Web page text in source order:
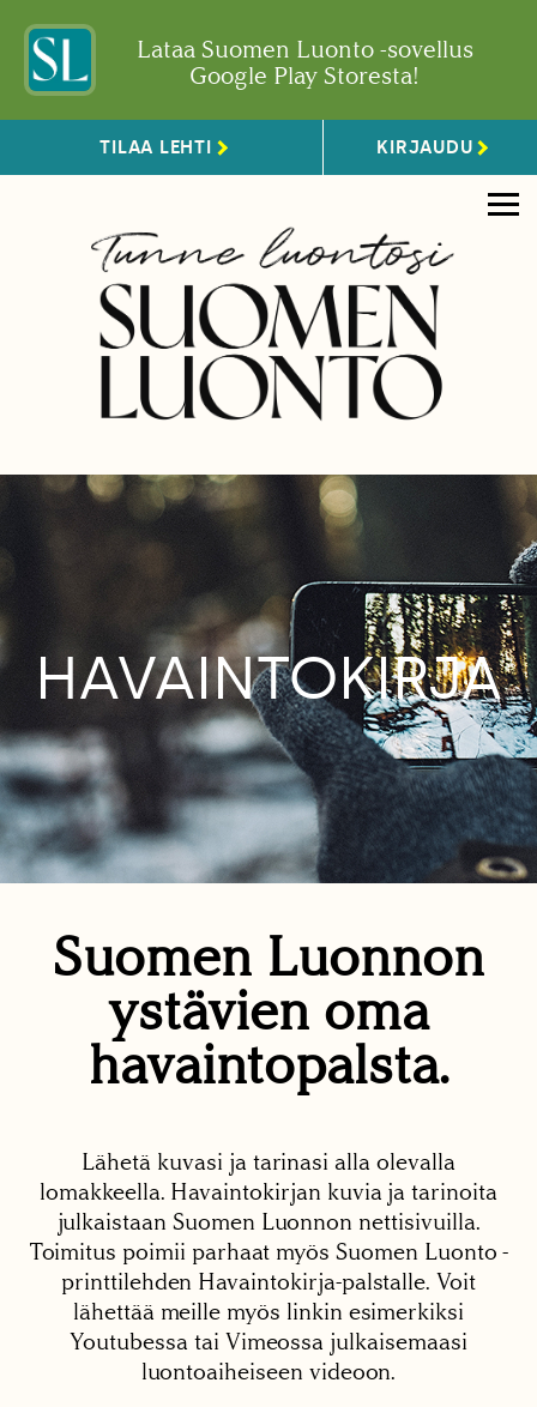
Lataa Suomen Luonto -sovellus
Google Play Storesta!
TILAA LEHTI KIRJAUDU
HAVAINTOKIRJA
Suomen Luonnon
ystävien oma
havaintopalsta.
Lähetä kuvasi ja tarinasi alla olevalla
lomakkeella. Havaintokirjan kuvia ja tarinoita
julkaistaan Suomen Luonnon nettisivuilla.
Toimitus poimii parhaat myös Suomen Luonto -
printtilehden Havaintokirja-palstalle. Voit
lähettää meille myös linkin esimerkiksi
Youtubessa tai Vimeossa julkaisemaasi
luontoaiheiseen videoon.